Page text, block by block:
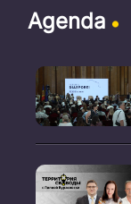
Agenda